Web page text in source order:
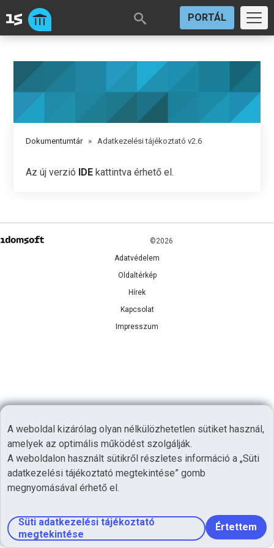
PORTÁL
A weboldal kizárólag olyan nélkülözhetetlen sütiket használ,
amelyek az optimális működést szolgálják.
A weboldalon használt sütikről részletes információ a „Süti
adatkezelési tájékoztató megtekintése” gomb
megnyomásával érhető el.
Süti adatkezelési tájékoztató
megtekintése
Értettem
Dokumentumtár» Adatkezelési tájékoztató v2.6
Az új verzió IDE kattintva érhető el.
©2026
Adatvédelem
Oldaltérkép
Hírek
Kapcsolat
Impresszum